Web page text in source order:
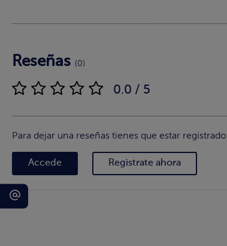
Reseñas (0)
0.0 / 5
Para dejar una reseñas tienes que estar registrado
Accede Regìstrate ahora